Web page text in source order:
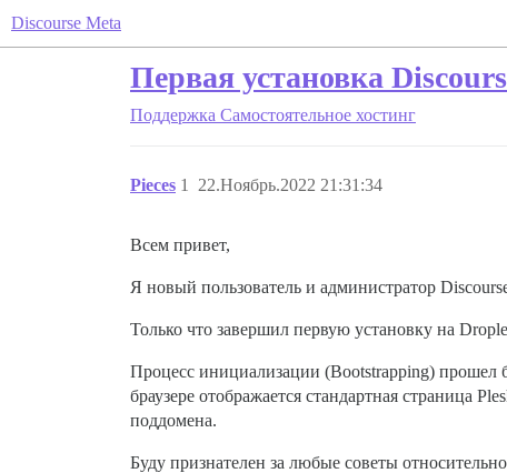
Discourse Meta
Первая установка
Поддержка Самостоятельное хостинг
Pieces 22.Ноябрь.2022 21:31:34
1
Всем привет,
Я новый пользователь и администратор
Только что завершил первую установку на
Процесс инициализации (Bootstrapping) прошел
браузере отображается стандартная страница
поддомена.
Буду признателен за любые советы